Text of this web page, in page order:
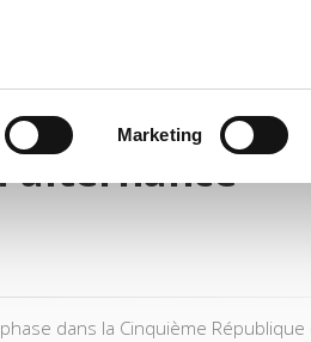
Marketing
dans la Cinquième